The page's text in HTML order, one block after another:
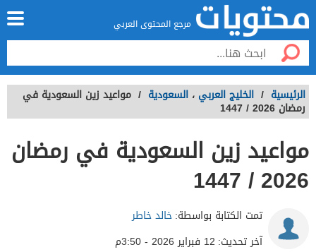
مرجع المحتوى العربي
الرئيسية / الخليج العربي ، السعودية / مواعيد زين السعودية في
رمضان 2026 / 1447
مواعيد زين السعودية في رمضان
2026 / 1447
تمت الكتابة بواسطة:خالد خاطر
آخر تحديث: 12 فبراير 2026 - 3:50م